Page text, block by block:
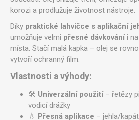
korozi a prodlužuje životnost nástroje.
Díky praktické lahvičce s aplikační
umožňuje velmi přesné dávkováníi na
místa. Stačí malá kapka – olej se
vytvoří ochranný film.
Vlastnosti a výhody:
🛠️ Univerzální použití– řetězy
vodicí drážky
💧 Přesná aplikace – jehla/